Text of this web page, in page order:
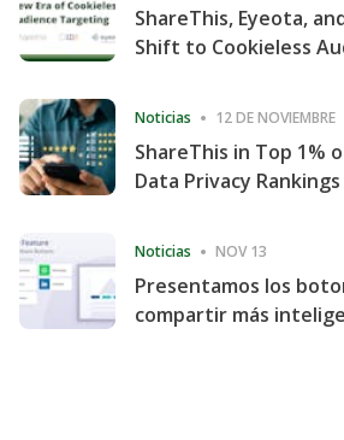
ShareThis, Eyeota,
Shift to Cookieless
Noticias 12 DE NOVIEMBRE
ShareThis in Top 1%
Data Privacy
Noticias NOV 13
Presentamos los
compartir más